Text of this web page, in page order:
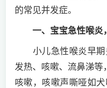
的常见并发症。
一、宝宝急性喉炎
小儿急性喉炎早期
发热、咳嗽、流鼻涕等
咳嗽，咳嗽声嘶哑如